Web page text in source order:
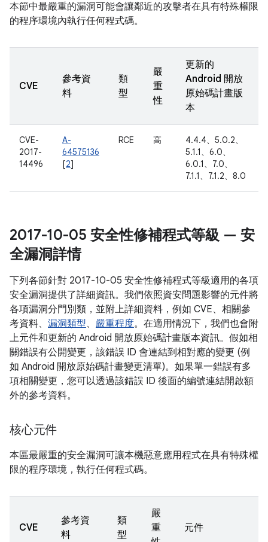
本節中最嚴重的漏洞可能會讓鄰近的攻擊者在具有特殊權限
的程序環境內執行任何程式碼。
CVE
參考資
料
類
型
嚴
重
性
更新的
Android 開放
原始碼計畫版
本
CVE-
2017-
14496
A-
64575136
[2]
RCE 高
4.4.4、5.0.2、
5.1.1、6.0、
6.0.1、7.0、
7.1.1、7.1.2、8.0
2017-10-05 安全性修補程式等級 — 安
全漏洞詳情
下列各節針對 2017-10-05 安全性修補程式等級適用的各項
安全漏洞提供了詳細資訊。我們依照資安問題影響的元件將
各項漏洞分門別類，並附上詳細資料，例如 CVE、相關參
考資料、 漏洞類型、 嚴重程度。在適用情況下，我們也會附
上元件和更新的 Android 開放原始碼計畫版本資訊。假如相
關錯誤有公開變更，該錯誤 ID 會連結到相對應的變更 (例
如 Android 開放原始碼計畫變更清單)。如果單一錯誤有多
項相關變更，您可以透過該錯誤 ID 後面的編號連結開啟額
外的參考資料。
核心元件
本區最嚴重的安全漏洞可讓本機惡意應用程式在具有特殊權
限的程序環境，執行任何程式碼。
CVE
參考資
料
類
型
嚴
重
元件